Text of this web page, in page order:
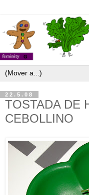
22.5.08
TOSTADA DE
CEBOLLINO